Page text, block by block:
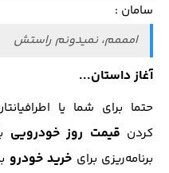
سامان :
امممم، نمیدونم راستش
آغاز داستان...
حتما برای شما یا
کردن قیمت روز خودرویی
برنامه‌ریزی برای خرید خودرو